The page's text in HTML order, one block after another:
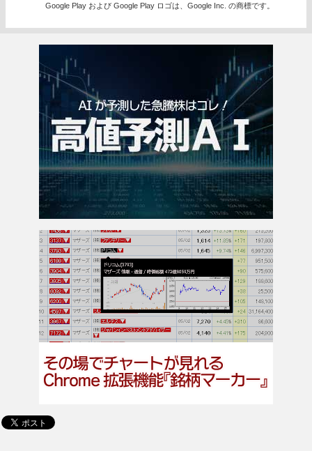
Google Play および Google Play ロゴは、Google Inc. の商標です。